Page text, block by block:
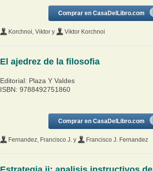
Comprar en CasaDelLibro.com
Korchnoi, Viktor y Viktor Korchnoi
El ajedrez de la filosofia
Editorial: Plaza Y Valdes
ISBN: 9788492751860
Comprar en CasaDelLibro.com
Fernandez, Francisco J. y Francisco J. Fernandez